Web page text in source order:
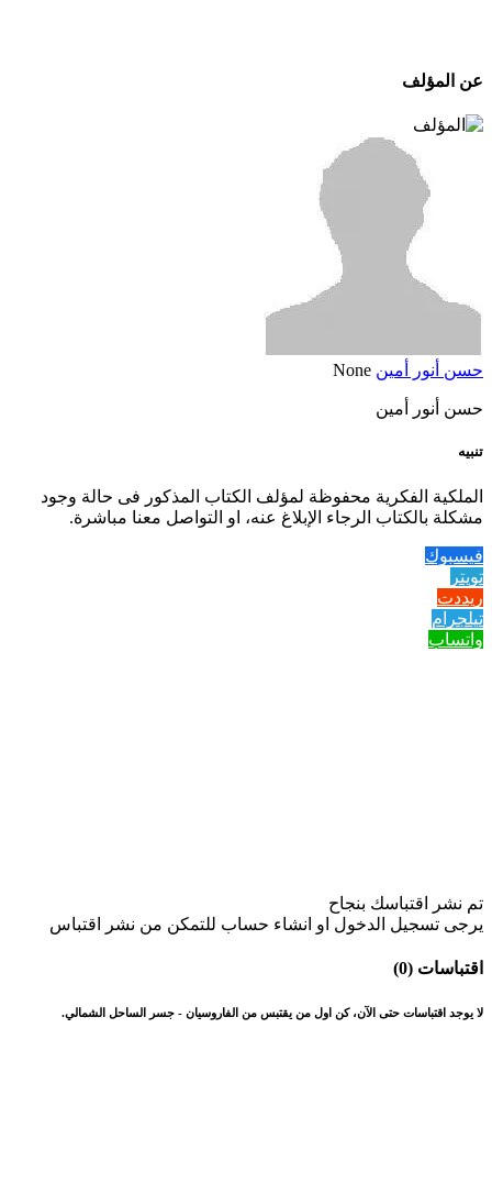
عن المؤلف
حسن أنور أمين None
حسن أنور أمين
تنبيه
الملكية الفكرية محفوظة لمؤلف الكتاب المذكور فى حالة وجود
مشكلة بالكتاب الرجاء الإبلاغ عنه، او التواصل معنا مباشرة.
فيسبوك
تويتر
ريددت
تيلجرام
واتساب
تم نشر اقتباسك بنجاح
يرجى تسجيل الدخول او انشاء حساب للتمكن من نشر اقتباس
اقتباسات (0)
لا يوجد اقتباسات حتى الآن، كن اول من يقتبس من الفاروسيان - جسر الساحل الشمالي.